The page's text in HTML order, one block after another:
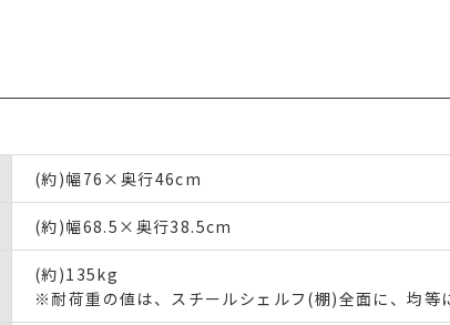
(約)幅76×奥行46cm
(約)幅68.5×奥行38.5cm
(約)135kg
※耐荷重の値は、スチールシェルフ(棚)全面に、均等